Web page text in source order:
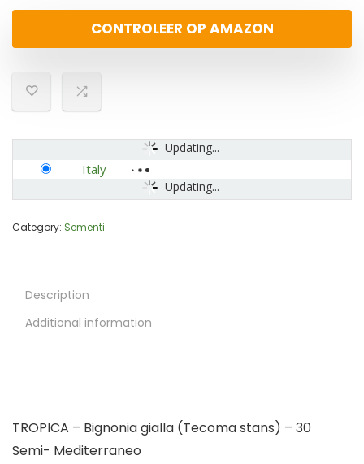
CONTROLEER OP AMAZON
Updating...
Updating...
Italy -
Category: Sementi
Description
Additional information
TROPICA – Bignonia gialla (Tecoma stans) – 30
Semi- Mediterraneo